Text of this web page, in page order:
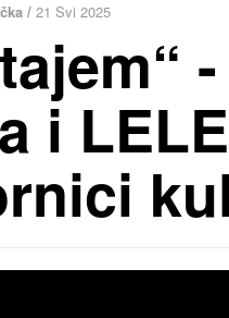
/ 21 Svi 2025
i